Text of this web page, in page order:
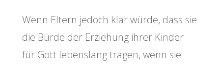
Wenn Eltern jedoch klar würde, dass sie
die Bürde der Erziehung ihrer Kinder
für Gott lebenslang tragen, wenn sie